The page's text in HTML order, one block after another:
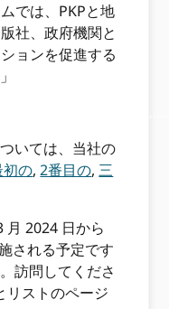
では、PKPと地
社、政府機関と
ョンを促進する
いては、当社の
初の,2番目の,三
月 2024 日から
される予定です
訪問してくださ
リストのページ